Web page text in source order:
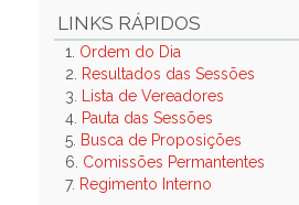
LINKS RÁPIDOS
1. Ordem do Dia
2.
Resultados das Sessões
3.
Lista de Vereadores
4. Pauta das Sessões
5. Busca de Proposições
6. Comissões Permantentes
7. Regimento Interno